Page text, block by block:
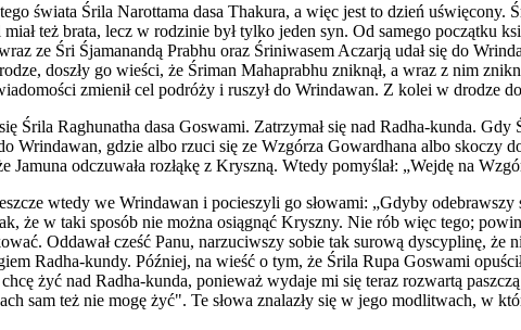
świata Śrila Narottama dasa Thakura, a więc jest to dzień
też brata, lecz w rodzinie był tylko jeden syn. Od samego początku
ze Śri Śjamanandą Prabhu oraz Śriniwasem Aczarją udał się do
doszły go wieści, że Śriman Mahaprabhu zniknął, a wraz z nim
zmienił cel podróży i ruszył do Wrindawan. Z kolei w
Śrila Raghunatha dasa Goswami. Zatrzymał się nad Radha-kunda.
Wrindawan, gdzie albo rzuci się ze Wzgórza Gowardhana albo skoczy
Jamuna odczuwała rozłąkę z Kryszną. Wtedy pomyślał: „Wejdę na
wtedy we Wrindawan i pocieszyli go słowami: „Gdyby
że w taki sposób nie można osiągnąć Kryszny. Nie rób więc tego;
Oddawał cześć Panu, narzuciwszy sobie tak surową dyscyplinę, że
Radha-kundy. Później, na wieść o tym, że Śrila Rupa Goswami
żyć nad Radha-kunda, ponieważ wydaje mi się teraz rozwartą
sam też nie mogę żyć". Te słowa znalazły się w jego modlitwach, w